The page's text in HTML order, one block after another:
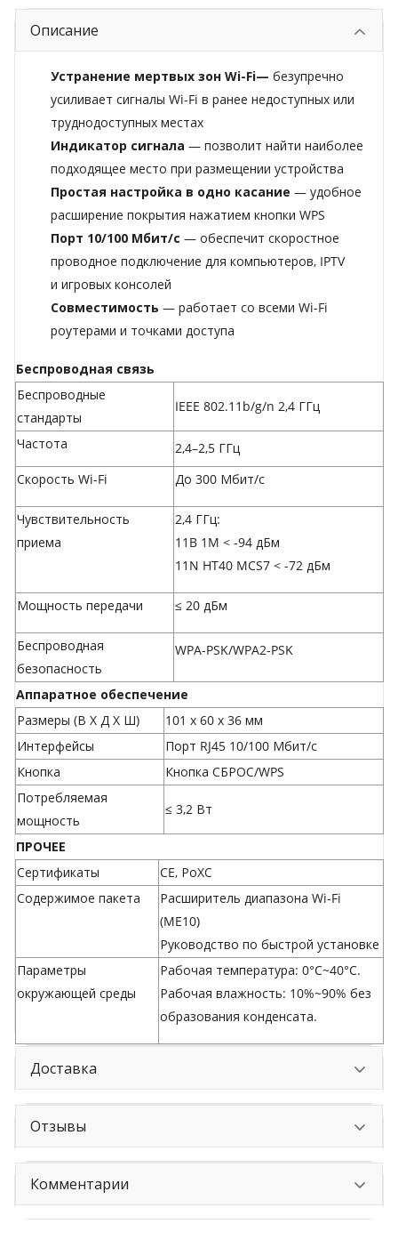
Описание
Устранение мертвых зон Wi-Fi— безупречно
усиливает сигналы Wi-Fi в ранее недоступных или
труднодоступных местах
Индикатор сигнала — позволит найти наиболее
подходящее место при размещении устройства
Простая настройка в одно касание — удобное
расширение покрытия нажатием кнопки WPS
Порт 10/100 Мбит/с — обеспечит скоростное
проводное подключение для компьютеров, IPTV
и игровых консолей
Совместимость — работает со всеми Wi-Fi
роутерами и точками доступа
Беспроводная связь
Беспроводные
стандарты
IEEE 802.11b/g/n 2,4 ГГц
Частота
2,4–2,5 ГГц
Скорость Wi-Fi
До 300 Мбит/с
Чувствительность
приема
2,4 ГГц:
11B 1M < -94 дБм
11N HT40 MCS7 < -72 дБм
Мощность передачи ≤ 20 дБм
Беспроводная
безопасность
WPA-PSK/WPA2-PSK
Аппаратное обеспечение
Размеры (В X Д Х Ш)
101 х 60 х 36 мм
Интерфейсы
Порт RJ45 10/100 Мбит/с
Кнопка
Кнопка СБРОС/WPS
Потребляемая
мощность
≤ 3,2 Вт
ПРОЧЕЕ
Сертификаты
CE, РоХС
Содержимое пакета
Расширитель диапазона Wi-Fi
(ME10)
Руководство по быстрой установке
Параметры
окружающей среды
Рабочая температура: 0°C~40°C.
Рабочая влажность: 10%~90% без
образования конденсата.
Доставка
Отзывы
Комментарии